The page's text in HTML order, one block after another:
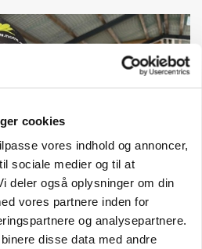
cookies
vores indhold og annoncer,
sociale medier og til at
deler også oplysninger om din
vores partnere inden for
og analysepartnere.
disse data med andre
og
mod ny